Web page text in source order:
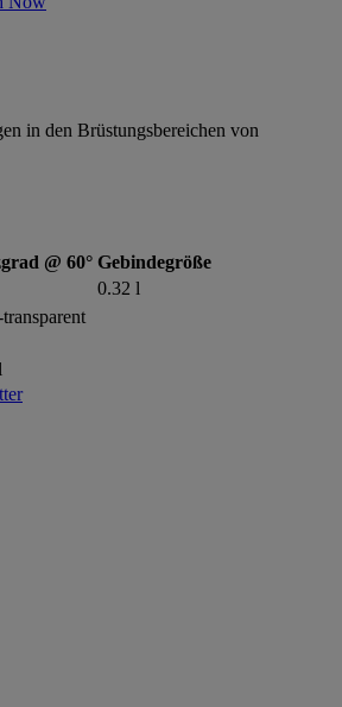
in den Brüstungsbereichen von
@ 60° Gebindegröße
0.32 l